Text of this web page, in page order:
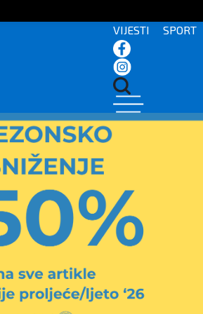
VIJESTI SPORT